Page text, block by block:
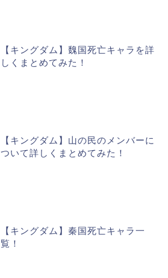
【キングダム】魏国死亡キャラを詳
しくまとめてみた！
【キングダム】山の民のメンバーに
ついて詳しくまとめてみた！
【キングダム】秦国死亡キャラ一
覧！